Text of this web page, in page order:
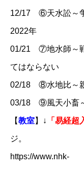
12/17 ⑥天水訟～
2022年
01/21 ⑦地水師～
てはならない
02/18 ⑧水地比～
03/18 ⑨風天小畜～
【教室】↓ 「易経超
ジ。
​https://www.nhk-